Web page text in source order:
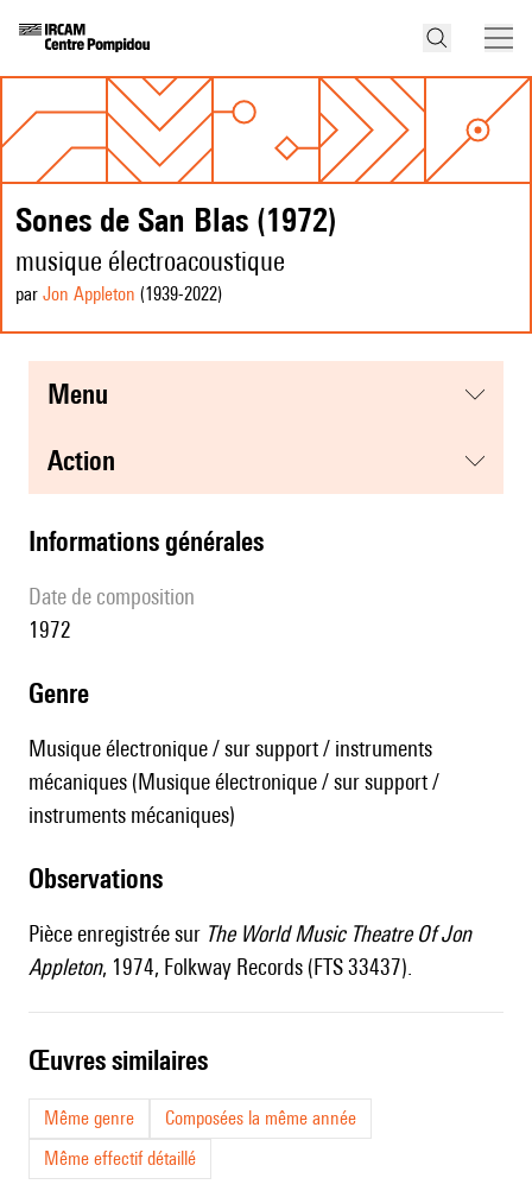
Sones de San Blas (1972)
musique électroacoustique
par Jon Appleton (1939-2022)
menu
action
informations générales
date de composition
1972
genre
Musique électronique / sur support / instruments
mécaniques (Musique électronique / sur support /
instruments mécaniques)
observations
Pièce enregistrée sur The World Music Theatre Of Jon
Appleton, 1974, Folkway Records (FTS 33437).
œuvres similaires
Même genre
Composées la même année
Même effectif détaillé